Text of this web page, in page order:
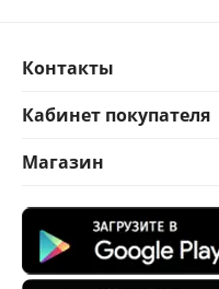
Контакты
Кабинет покупателя
Магазин